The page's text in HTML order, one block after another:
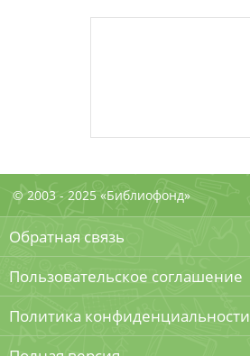
© 2003 - 2025 «Библиофонд»
Обратная связь
Пользовательское соглашение
Политика конфиденциальности